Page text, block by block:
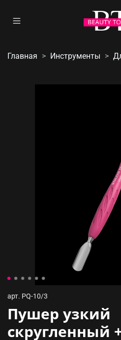
Главная Инструменты
арт. PQ-10/3
Пушер узкий
скругленный